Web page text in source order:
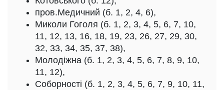
пров.Медичний (б. 1, 2, 4, 6),
Миколи Гоголя (б. 1, 2, 3, 4, 5, 6, 7, 10,
11, 12, 13, 16, 18, 19, 23, 26, 27, 29, 30,
32, 33, 34, 35, 37, 38),
Молодіжна (б. 1, 2, 3, 4, 5, 6, 7, 8, 9, 10,
11, 12),
Соборності (б. 1, 2, 3, 4, 5, 6, 7, 9, 10, 11,